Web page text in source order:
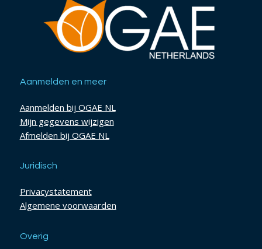
Aanmelden en meer
Aanmelden bij OGAE NL
Mijn gegevens wijzigen
Afmelden bij OGAE NL
Juridisch
Privacystatement
Algemene voorwaarden
Overig